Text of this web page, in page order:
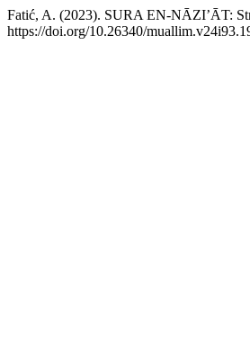
Fatić, A. (2023). SURA EN-NĀZI’ĀT:
https://doi.org/10.26340/